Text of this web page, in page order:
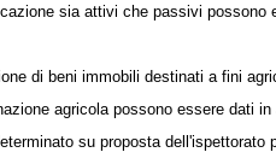
sia attivi che passivi possono
di beni immobili destinati a fini
agricola possono essere dati in
su proposta dell'ispettorato